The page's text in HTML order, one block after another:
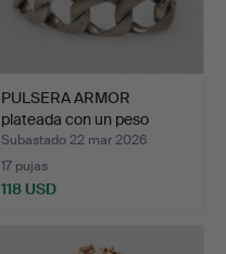
PULSERA ARMOR
plateada con un peso
aproxim…
Subastado 22 mar 2026
17 pujas
118 USD